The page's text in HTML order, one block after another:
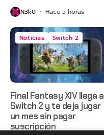
N3k0 Hace 5 horas
Noticias Switch 2
Final Fantasy XIV llega a
Switch 2 y te deja jugar
un mes sin pagar
suscripción